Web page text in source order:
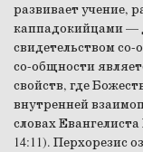
развивает учение,
каппадокийцами —
свидетельством со-
со-общности
свойств, где
внутренней
словах
14:11). Перхорезис